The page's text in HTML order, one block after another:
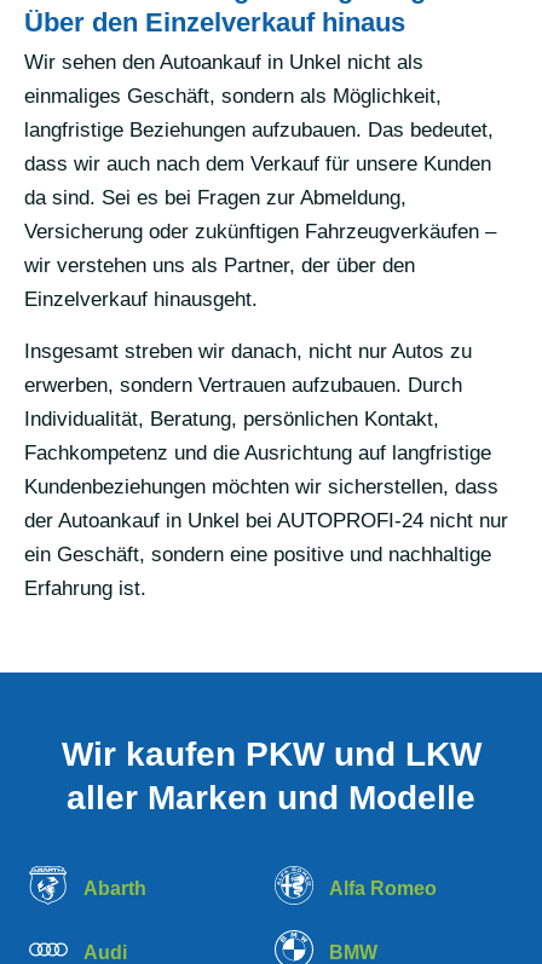
Über den Einzelverkauf hinaus
Wir sehen den Autoankauf in Unkel nicht als
einmaliges Geschäft, sondern als Möglichkeit,
langfristige Beziehungen aufzubauen. Das bedeutet,
dass wir auch nach dem Verkauf für unsere Kunden
da sind. Sei es bei Fragen zur Abmeldung,
Versicherung oder zukünftigen Fahrzeugverkäufen –
wir verstehen uns als Partner, der über den
Einzelverkauf hinausgeht.
Insgesamt streben wir danach, nicht nur Autos zu
erwerben, sondern Vertrauen aufzubauen. Durch
Individualität, Beratung, persönlichen Kontakt,
Fachkompetenz und die Ausrichtung auf langfristige
Kundenbeziehungen möchten wir sicherstellen, dass
der Autoankauf in Unkel bei AUTOPROFI-24 nicht nur
ein Geschäft, sondern eine positive und nachhaltige
Erfahrung ist.
Wir kaufen PKW und LKW
aller Marken und Modelle
Abarth Alfa Romeo
Audi BMW